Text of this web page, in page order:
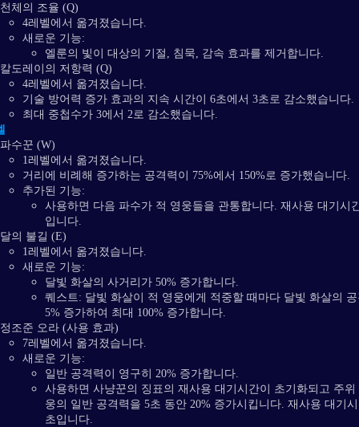
천체의 조율 (Q)
4레벨에서 옮겨졌습니다.
새로운 기능:
엘룬의 빛이 대상의 기절, 침묵, 감속 효과를 제거합니다.
칼도레이의 저항력 (Q)
4레벨에서 옮겨졌습니다.
기술 방어력 증가 효과의 지속 시간이 6초에서 3초로 감소했습니다.
최대 중첩수가 3에서 2로 감소했습니다.
파수꾼 (W)
1레벨에서 옮겨졌습니다.
거리에 비례해 증가하는 공격력이 75%에서 150%로 증가했습니다.
추가된 기능:
사용하면 다음 파수가 적 영웅들을 관통합니다. 재사용 대기시
입니다.
달의 불길 (E)
1레벨에서 옮겨졌습니다.
새로운 기능:
달빛 화살의 사거리가 50% 증가합니다.
퀘스트: 달빛 화살이 적 영웅에게 적중할 때마다 달빛 화살의
5% 증가하여 최대 100% 증가합니다.
정조준 오라 (사용 효과)
7레벨에서 옮겨졌습니다.
새로운 기능:
일반 공격력이 영구히 20% 증가합니다.
사용하면 사냥꾼의 징표의 재사용 대기시간이 초기화되고 주위
웅의 일반 공격력을 5초 동안 20% 증가시킵니다. 재사용 대기
초입니다.